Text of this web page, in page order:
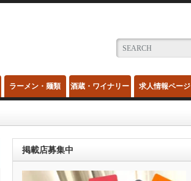
ラーメン・麺類 酒蔵・ワイナリー 求人情報ページ
掲載店募集中